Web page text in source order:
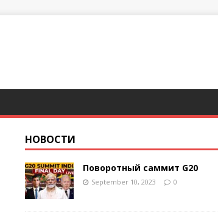
НОВОСТИ
Поворотный саммит G20
September 10, 2023 0